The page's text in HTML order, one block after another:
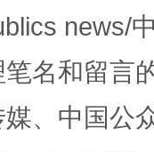
news/
名和留言
、中国公